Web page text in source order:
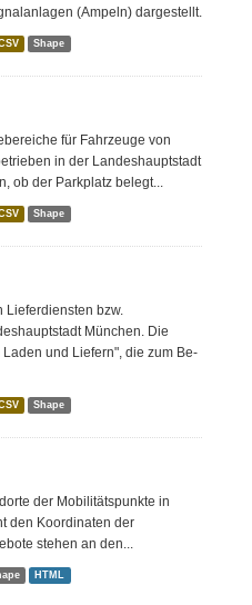
(Ampeln) dargestellt.
Shape
für Fahrzeuge von
in der Landeshauptstadt
ob der Parkplatz belegt...
Shape
Lieferdiensten bzw.
München. Die
und Liefern", die zum Be-
Shape
der Mobilitätspunkte in
den Koordinaten der
stehen an den...
HTML